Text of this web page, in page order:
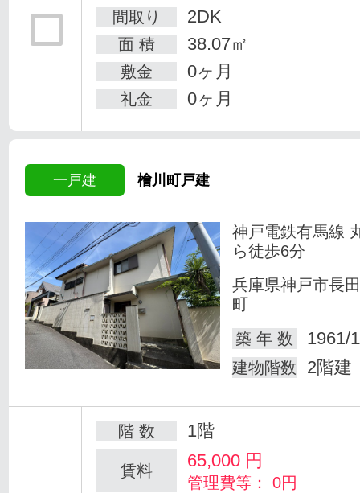
間取り
2DK
面 積 38.07㎡
敷金 0ヶ月
礼金 0ヶ月
一戸建 檜川町戸建
神戸電鉄有馬線
ら徒歩6分
兵庫県神戸市長
町
築 年 数
1961/
建物階数 2階建
階 数 1階
賃料 65,000 円
管理費等： 0円